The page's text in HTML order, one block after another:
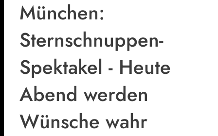
München:
Sternschnuppen-
Spektakel - Heute
Abend werden
Wünsche wahr